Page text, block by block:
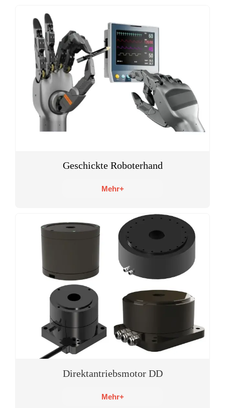
Geschickte Roboterhand
Mehr+
Direktantriebsmotor DD
Mehr+